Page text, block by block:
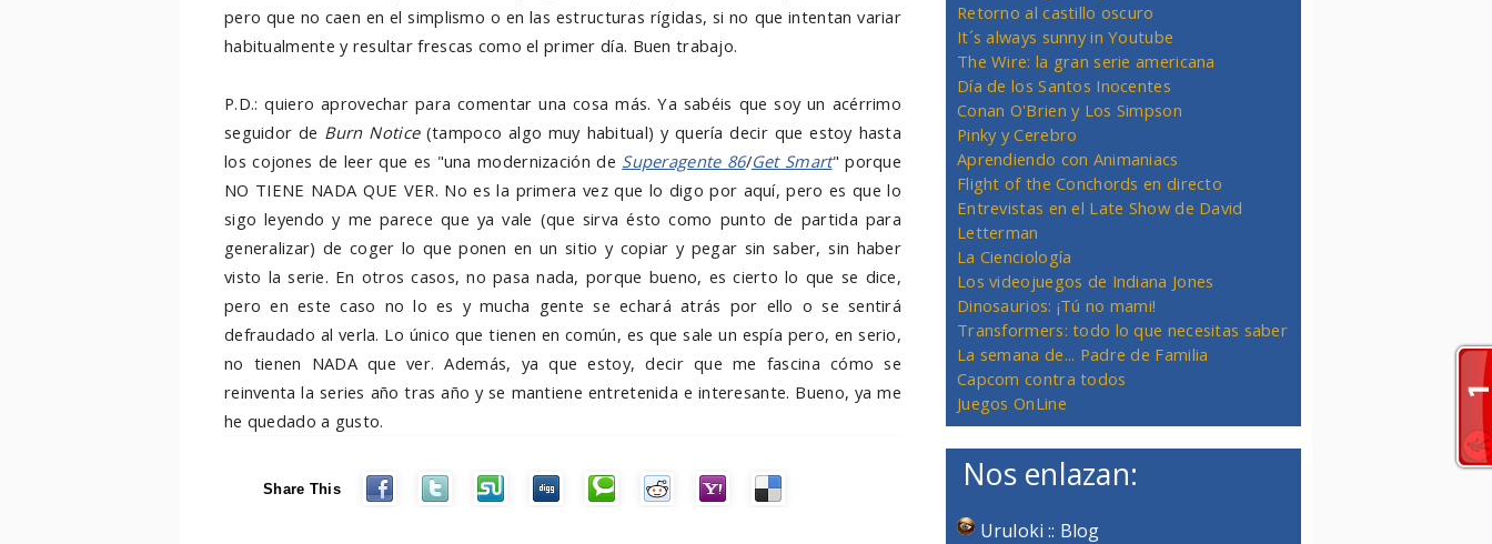
pero que no caen en el simplismo o en las estructuras rígidas, si no que intentan variar
habitualmente y resultar frescas como el primer día. Buen trabajo.
P.D.: quiero aprovechar para comentar una cosa más. Ya sabéis que soy un acérrimo
seguidor de Burn Notice(tampoco algo muy habitual) y quería decir que estoy hasta
los cojones de leer que es "una modernización de Superagente 86/Get Smart" porque
NO TIENE NADA QUE VER. No es la primera vez que lo digo por aquí, pero es que lo
sigo leyendo y me parece que ya vale (que sirva ésto como punto de partida para
generalizar) de coger lo que ponen en un sitio y copiar y pegar sin saber, sin haber
visto la serie. En otros casos, no pasa nada, porque bueno, es cierto lo que se dice,
pero en este caso no lo es y mucha gente se echará atrás por ello o se sentirá
defraudado al verla. Lo único que tienen en común, es que sale un espía pero, en serio,
no tienen NADA que ver. Además, ya que estoy, decir que me fascina cómo se
reinventa la series año tras año y se mantiene entretenida e interesante. Bueno, ya me
he quedado a gusto.
Share This
Retorno al castillo oscuro
It´s always sunny in Youtube
The Wire: la gran serie americana
Día de los Santos Inocentes
Conan O'Brien y Los Simpson
Pinky y Cerebro
Aprendiendo con Animaniacs
Flight of the Conchords en directo
Entrevistas en el Late Show de David
Letterman
La Cienciología
Los videojuegos de Indiana Jones
Dinosaurios: ¡Tú no mami!
Transformers: todo lo que necesitas saber
La semana de... Padre de Familia
Capcom contra todos
Juegos OnLine
Nos enlazan:
Uruloki :: Blog